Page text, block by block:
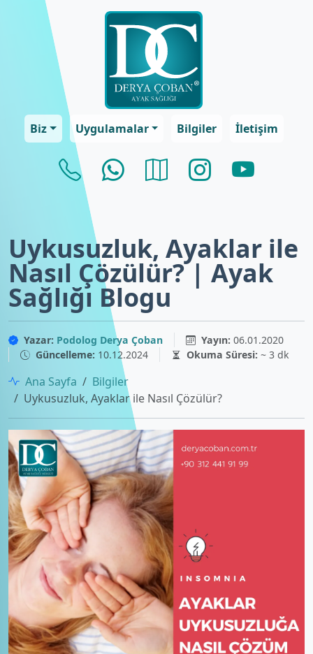
Biz Uygulamalar Bilgiler İletişim
Uykusuzluk, Ayaklar ile
Nasıl Çözülür? | Ayak
Sağlığı Blogu
Yazar: Podolog Derya Çoban Yayın: 06.01.2020
Güncelleme: 10.12.2024 Okuma Süresi: ~ 3 dk
Ana Sayfa
Bilgiler
Uykusuzluk, Ayaklar ile Nasıl Çözülür?